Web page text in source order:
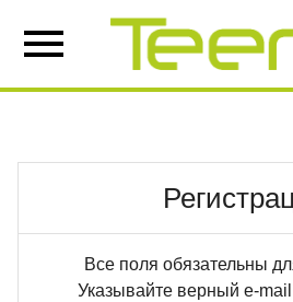
Все поля обязательны
Указывайте верный e-